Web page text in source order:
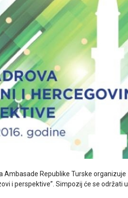
Ambasade Republike Turske organizuje
i perspektive”. Simpozij će se održati u